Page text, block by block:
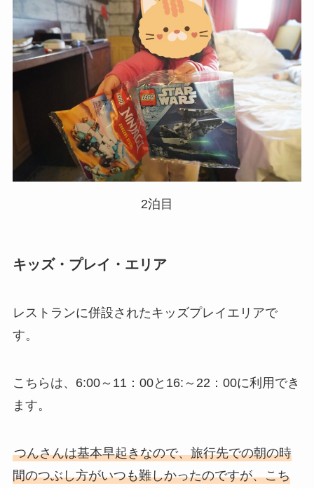
2泊目
キッズ・プレイ・エリア
レストランに併設されたキッズプレイエリアで
す。
こちらは、6:00～11：00と16:～22：00に利用でき
ます。
つんさんは基本早起きなので、旅行先での朝の時
間のつぶし方がいつも難しかったのですが、こち